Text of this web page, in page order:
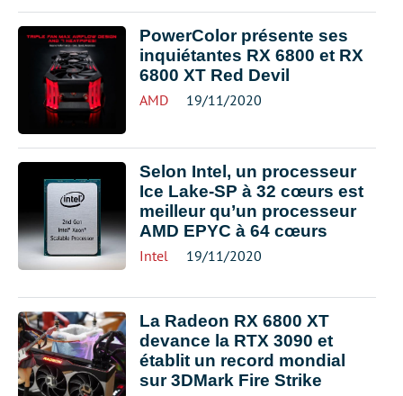
PowerColor présente ses
inquiétantes RX 6800 et RX
6800 XT Red Devil
AMD 19/11/2020
Selon Intel, un processeur
Ice Lake-SP à 32 cœurs est
meilleur qu’un processeur
AMD EPYC à 64 cœurs
Intel 19/11/2020
La Radeon RX 6800 XT
devance la RTX 3090 et
établit un record mondial
sur 3DMark Fire Strike